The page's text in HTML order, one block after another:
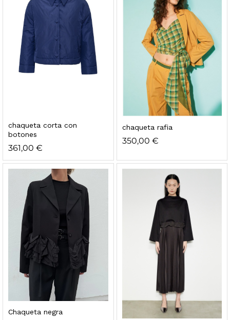
chaqueta corta con
botones
361,00 €
chaqueta rafia
350,00 €
Chaqueta negra